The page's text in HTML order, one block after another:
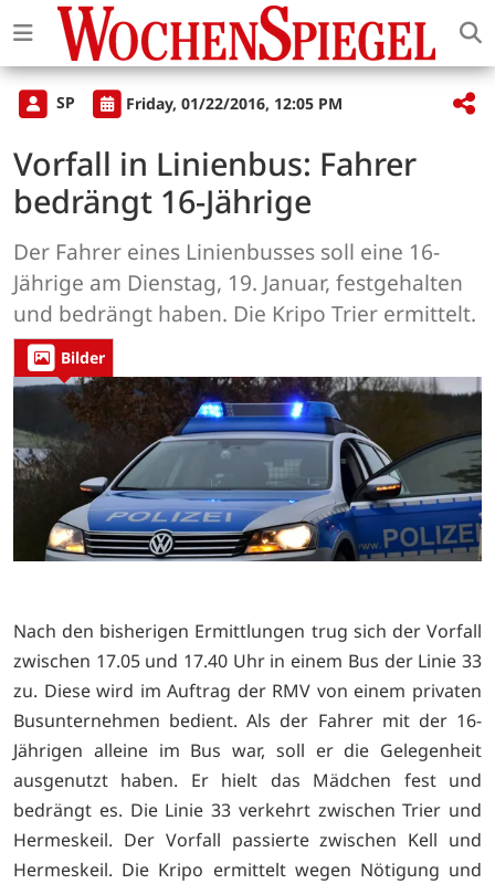
SP Friday, 01/22/2016, 12:05 PM
Vorfall in Linienbus: Fahrer
bedrängt 16-Jährige
Der Fahrer eines Linienbusses soll eine 16-
Jährige am Dienstag, 19. Januar, festgehalten
und bedrängt haben. Die Kripo Trier ermittelt.
Bilder
Nach den bisherigen Ermittlungen trug sich der Vorfall
zwischen 17.05 und 17.40 Uhr in einem Bus der Linie 33
zu. Diese wird im Auftrag der RMV von einem privaten
Busunternehmen bedient. Als der Fahrer mit der 16-
Jährigen alleine im Bus war, soll er die Gelegenheit
ausgenutzt haben. Er hielt das Mädchen fest und
bedrängt es. Die Linie 33 verkehrt zwischen Trier und
Hermeskeil. Der Vorfall passierte zwischen Kell und
Hermeskeil. Die Kripo ermittelt wegen Nötigung und